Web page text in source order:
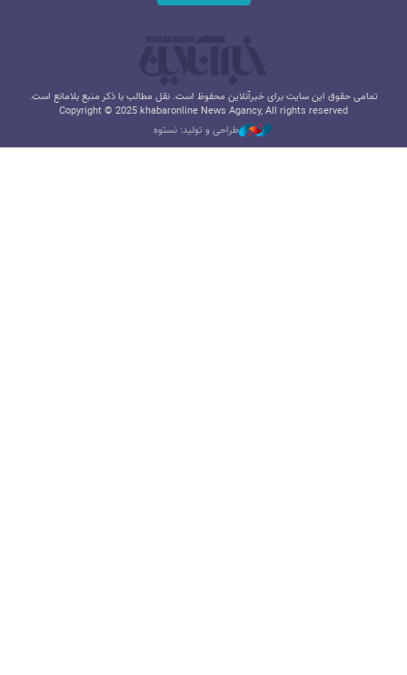
تمامی حقوق این سایت برای خبرآنلاین محفوظ است. نقل مطالب با ذکر منبع بلامانع است.
Copyright © 2025 khabaronline News Agancy, All rights reserved
طراحی و تولید: نستوه